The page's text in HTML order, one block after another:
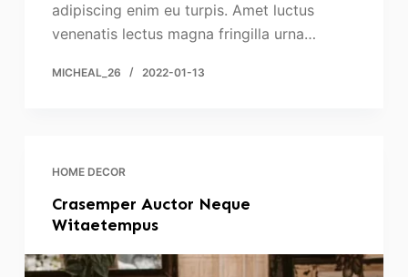
adipiscing enim eu turpis. Amet luctus
venenatis lectus magna fringilla urna…
MICHEAL_26 2022-01-13
HOME DECOR
Crasemper Auctor Neque
Witaetempus